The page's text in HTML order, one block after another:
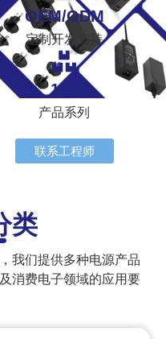
OEM/ODM
定制开发支持
10+
产品系列
联系工程师
类
我们提供多种电源产品
消费电子领域的应用要